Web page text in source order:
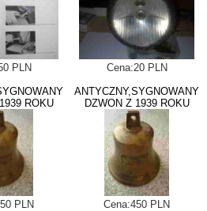
PLN
Cena:20 PLN
ROKU
PLN
ANTYCZNY,SYGNOWANY
DZWON Z 1939 ROKU
Cena:450 PLN